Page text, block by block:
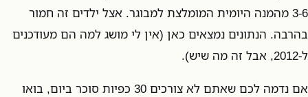
3-6 מהמנה היומית המומלצת למבוגר. אצל ילדים זה חמור
בהרבה. הנתונים נמצאים כאן (אין לי מושג למה הם מעודכנים
ל-2012, אבל זה מה שיש).
אם נדמה לכם שאתם לא צורכים 30 כפיות סוכר ביום, בואו